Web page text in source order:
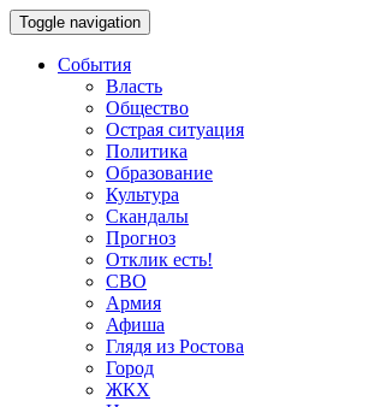
Toggle navigation
События
Власть
Общество
Острая ситуация
Политика
Образование
Культура
Скандалы
Прогноз
Отклик есть!
СВО
Армия
Афиша
Глядя из Ростова
Город
ЖКХ